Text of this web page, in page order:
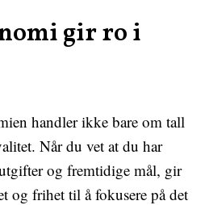
gir ro i
handler ikke bare om tall
Når du vet at du har
og fremtidige mål, gir
og frihet til å fokusere på det